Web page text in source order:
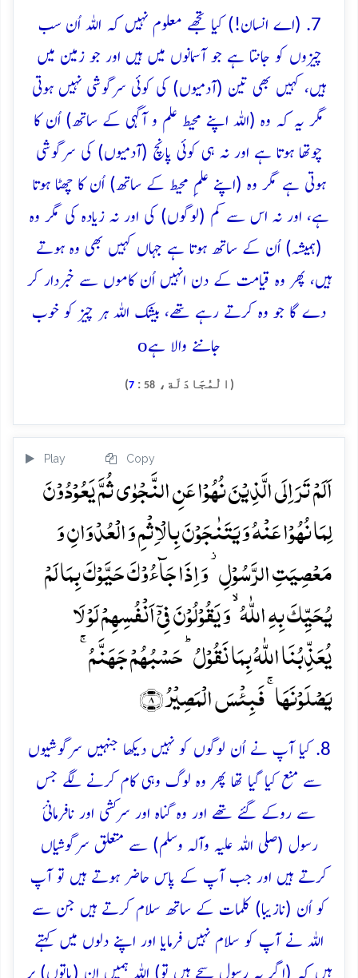
7. (اے انسان!) کیا تجھے معلوم نہیں کہ اللہ اُن سب
چیزوں کو جانتا ہے جو آسمانوں میں ہیں اور جو زمین میں
ہیں، کہیں بھی تین (آدمیوں) کی کوئی سرگوشی نہیں ہوتی
مگر یہ کہ وہ (اللہ اپنے محیط علم و آگہی کے ساتھ) اُن کا
چوتھا ہوتا ہے اور نہ ہی کوئی پانچ (آدمیوں) کی سرگوشی
ہوتی ہے مگر وہ (اپنے علمِ محیط کے ساتھ) اُن کا چھٹا ہوتا
ہے، اور نہ اس سے کم (لوگوں) کی اور نہ زیادہ کی مگر وہ
(ہمیشہ) اُن کے ساتھ ہوتا ہے جہاں کہیں بھی وہ ہوتے
ہیں، پھر وہ قیامت کے دن انہیں اُن کاموں سے خبردار کر
دے گا جو وہ کرتے رہے تھے، بیشک اللہ ہر چیز کو خوب
جاننے والا ہےo
(الْمُجَادَلَة،58
:
7
)
Play Copy
اَلَمۡ تَرَ اِلَی الَّذِیۡنَ نُہُوۡا عَنِ النَّجۡوٰی ثُمَّ یَعُوۡدُوۡنَ
لِمَا نُہُوۡا عَنۡہُ وَ یَتَنٰجَوۡنَ بِالۡاِثۡمِ وَ الۡعُدۡوَانِ وَ
مَعۡصِیَتِ الرَّسُوۡلِ ۫ وَ اِذَا جَآءُوۡکَ حَیَّوۡکَ بِمَا لَمۡ
یُحَیِّکَ بِہِ اللّٰہُ ۙ وَ یَقُوۡلُوۡنَ فِیۡۤ اَنۡفُسِہِمۡ لَوۡ لَا
یُعَذِّبُنَا اللّٰہُ بِمَا نَقُوۡلُ ؕ حَسۡبُہُمۡ جَہَنَّمُ ۚ
یَصۡلَوۡنَہَا ۚ فَبِئۡسَ الۡمَصِیۡرُ ﴿۸﴾
8. کیا آپ نے اُن لوگوں کو نہیں دیکھا جنہیں سرگوشیوں
سے منع کیا گیا تھا پھر وہ لوگ وہی کام کرنے لگے جس
سے روکے گئے تھے اور وہ گناہ اور سرکشی اور نافرمانئ
رسول (صلی اللہ علیہ وآلہ وسلم) سے متعلق سرگوشیاں
کرتے ہیں اور جب آپ کے پاس حاضر ہوتے ہیں تو آپ
کو اُن (نازیبا) کلمات کے ساتھ سلام کرتے ہیں جن سے
اللہ نے آپ کو سلام نہیں فرمایا اور اپنے دلوں میں کہتے
ہیں کہ (اگر یہ رسول سچے ہیں تو) اللہ ہمیں اِن (باتوں) پر